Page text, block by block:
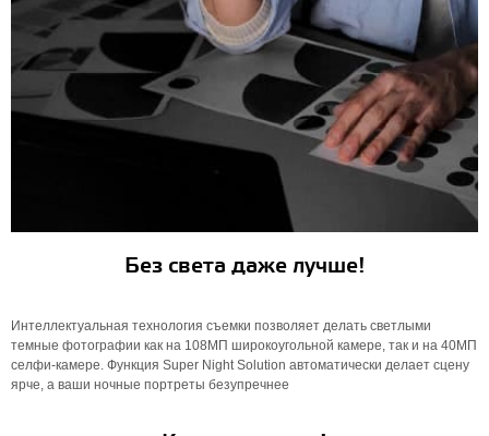
Без света даже лучше!
Интеллектуальная технология съемки позволяет делать светлыми
темные фотографии как на 108МП широкоугольной камере, так и на 40МП
селфи-камере. Функция Super Night Solution автоматически делает сцену
ярче, а ваши ночные портреты безупречнее